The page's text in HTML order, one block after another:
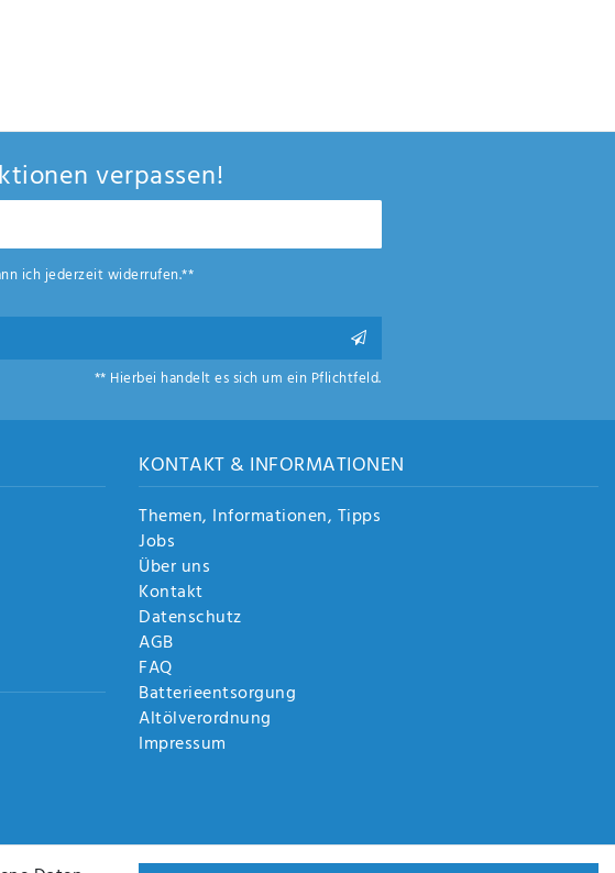
verpassen!
ich jederzeit widerrufen.**
** Hierbei handelt es sich um ein Pflichtfeld.
KONTAKT & INFORMATIONEN
Themen, Informationen, Tipps
Jobs
Über uns
Kontakt
Datenschutz
AGB
FAQ
Batterieentsorgung
Altölverordnung
Impressum